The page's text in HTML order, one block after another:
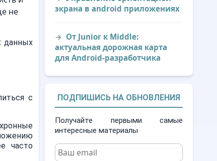
не
данных
с
часто
экрана в android приложениях
От Junior к Middle:
актуальная дорожная карта
для Android-разработчика
ПОДПИШИСЬ НА ОБНОВЛЕНИЯ
Получайте первыми самые
интересные материалы